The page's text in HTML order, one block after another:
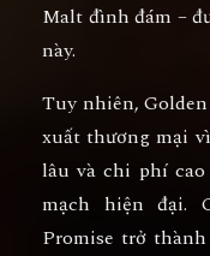
Malt đình đám –
này.
Tuy nhiên,
xuất thương mại
lâu và chi phí
mạch hiện đại.
Promise trở